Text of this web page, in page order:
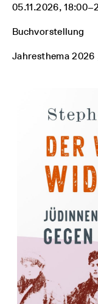
05.11.2026,
Buchvorstellung
Jahresthema 2026